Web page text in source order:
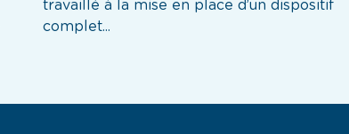
travaillé à la mise en place d’un dispositif
complet...